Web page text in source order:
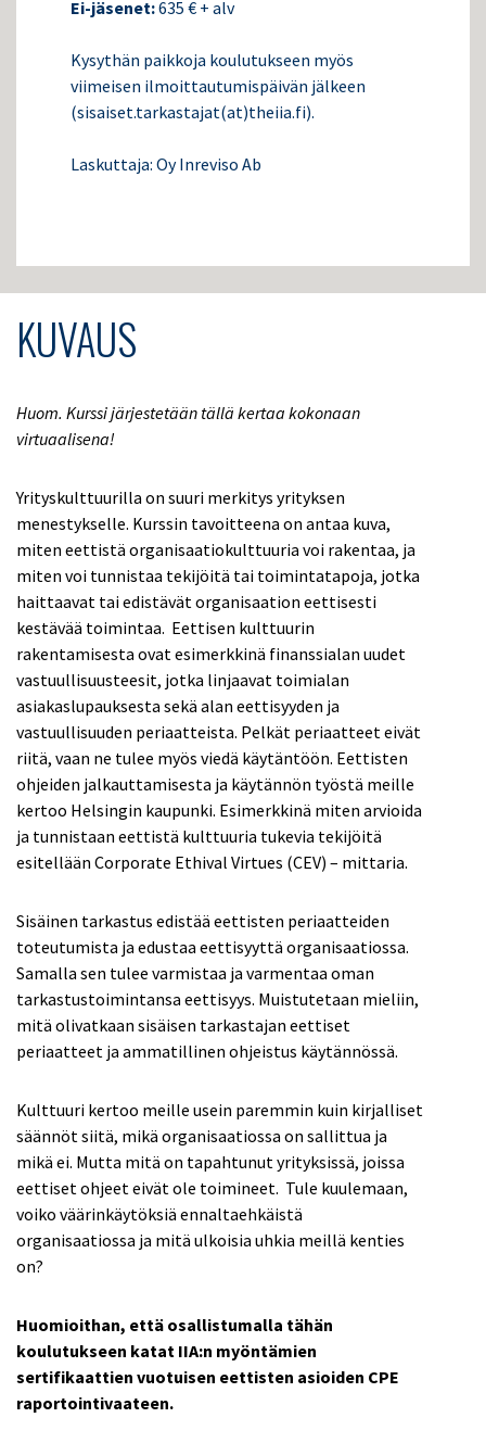
Ei-jäsenet:635 € + alv
Kysythän paikkoja koulutukseen myös
viimeisen ilmoittautumispäivän jälkeen
(sisaiset.tarkastajat(at)theiia.fi).
Laskuttaja: Oy Inreviso Ab
KUVAUS
Huom. Kurssi järjestetään tällä kertaa kokonaan
virtuaalisena!
Yrityskulttuurilla on suuri merkitys yrityksen
menestykselle. Kurssin tavoitteena on antaa kuva,
miten eettistä organisaatiokulttuuria voi rakentaa, ja
miten voi tunnistaa tekijöitä tai toimintatapoja, jotka
haittaavat tai edistävät organisaation eettisesti
kestävää toimintaa. Eettisen kulttuurin
rakentamisesta ovat esimerkkinä finanssialan uudet
vastuullisuusteesit, jotka linjaavat toimialan
asiakaslupauksesta sekä alan eettisyyden ja
vastuullisuuden periaatteista. Pelkät periaatteet eivät
riitä, vaan ne tulee myös viedä käytäntöön. Eettisten
ohjeiden jalkauttamisesta ja käytännön työstä meille
kertoo Helsingin kaupunki. Esimerkkinä miten arvioida
ja tunnistaan eettistä kulttuuria tukevia tekijöitä
esitellään Corporate Ethival Virtues (CEV) – mittaria.
Sisäinen tarkastus edistää eettisten periaatteiden
toteutumista ja edustaa eettisyyttä organisaatiossa.
Samalla sen tulee varmistaa ja varmentaa oman
tarkastustoimintansa eettisyys. Muistutetaan mieliin,
mitä olivatkaan sisäisen tarkastajan eettiset
periaatteet ja ammatillinen ohjeistus käytännössä.
Kulttuuri kertoo meille usein paremmin kuin kirjalliset
säännöt siitä, mikä organisaatiossa on sallittua ja
mikä ei. Mutta mitä on tapahtunut yrityksissä, joissa
eettiset ohjeet eivät ole toimineet. Tule kuulemaan,
voiko väärinkäytöksiä ennaltaehkäistä
organisaatiossa ja mitä ulkoisia uhkia meillä kenties
on?
Huomioithan, että osallistumalla tähän
koulutukseen katat IIA:n myöntämien
sertifikaattien vuotuisen eettisten asioiden CPE
raportointivaateen.